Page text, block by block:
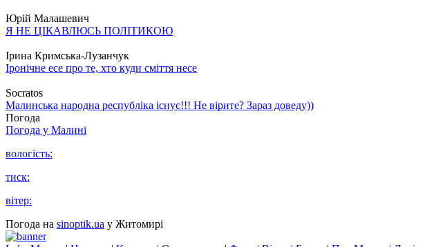
Юрій Малашевич
Я НЕ ЦІКАВЛЮСЬ ПОЛІТИКОЮ
Ірина Кримська-Лузанчук
Іронічне есе про те, хто куди сміття несе
Socratos
Малинська народна республіка існує!!! Не вірите? Зараз доведу))
Погода
Погода у Малині
вологість:
тиск:
вітер:
Погода на sinoptik.ua у Житомирі